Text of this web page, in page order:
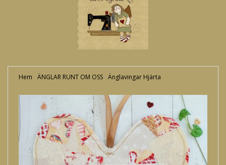
Hem › ÄNGLAR RUNT OM OSS › Änglavingar Hjärta